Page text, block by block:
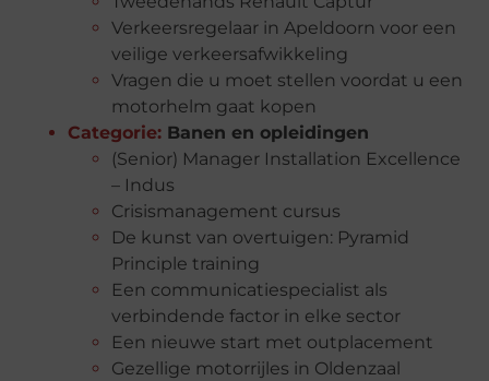
Verkeersregelaar in Apeldoorn voor een
veilige verkeersafwikkeling
Vragen die u moet stellen voordat u een
motorhelm gaat kopen
Categorie: Banen en opleidingen
(Senior) Manager Installation Excellence
– Indus
Crisismanagement cursus
De kunst van overtuigen: Pyramid
Principle training
Een communicatiespecialist als
verbindende factor in elke sector
Een nieuwe start met outplacement
Gezellige motorrijles in Oldenzaal